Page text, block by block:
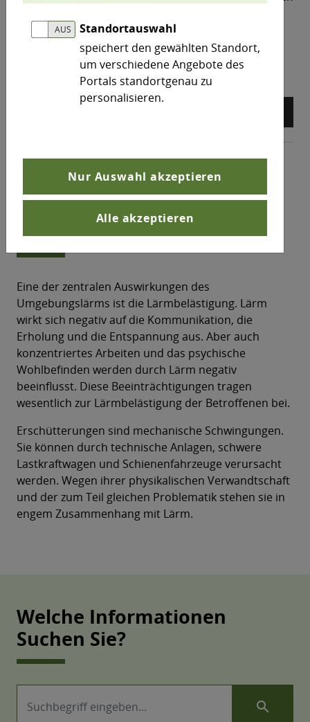
north_east Mehr erfahren
Themen Lärm / Erschütterung
Lärm / Erschütterung
Eine der zentralen Auswirkungen des
Umgebungslärms ist die Lärmbelästigung. Lärm
wirkt sich negativ auf die Kommunikation, die
Erholung und die Entspannung aus. Aber auch
konzentriertes Arbeiten und das psychische
Wohlbefinden werden durch Lärm negativ
beeinflusst. Diese Beeinträchtigungen tragen
wesentlich zur Lärmbelästigung der Betroffenen bei.
Erschütterungen sind mechanische Schwingungen.
Sie können durch technische Anlagen, schwere
Lastkraftwagen und Schienenfahrzeuge verursacht
werden. Wegen ihrer physikalischen Verwandtschaft
und der zum Teil gleichen Problematik stehen sie in
engem Zusammenhang mit Lärm.
Welche Informationen
Suchen Sie?
search
Standortauswahl
speichert den gewählten Standort,
um verschiedene Angebote des
Portals standortgenau zu
personalisieren.
Nur Auswahl akzeptieren
Alle akzeptieren